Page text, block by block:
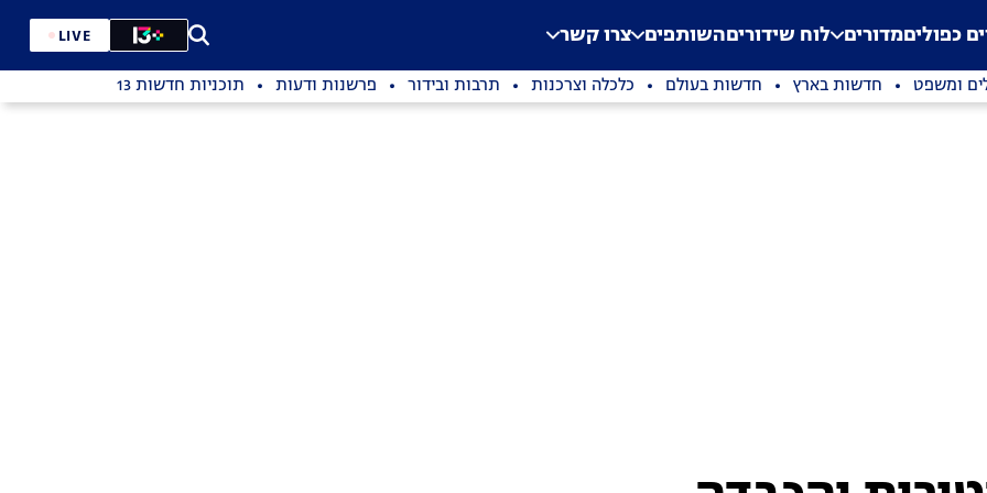
Application error: a
. כפוליםמדורים לוח שידוריםהשותפים צרו קשר LIVE
ומשפט חדשות בארץ חדשות בעולם כלכלה וצרכנות תרבות ובידור פרשנות ודעות תוכניות חדשות 13